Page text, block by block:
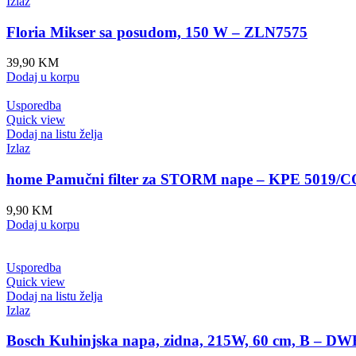
Floria Mikser sa posudom, 150 W – ZLN7575
39,90 KM
Dodaj u korpu
Usporedba
Quick view
Dodaj na listu želja
Izlaz
home Pamučni filter za STORM nape – KPE 5019/
9,90 KM
Dodaj u korpu
Usporedba
Quick view
Dodaj na listu želja
Izlaz
Bosch Kuhinjska napa, zidna, 215W, 60 cm, B –